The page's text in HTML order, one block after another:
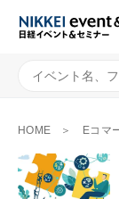
HOME Eコマ